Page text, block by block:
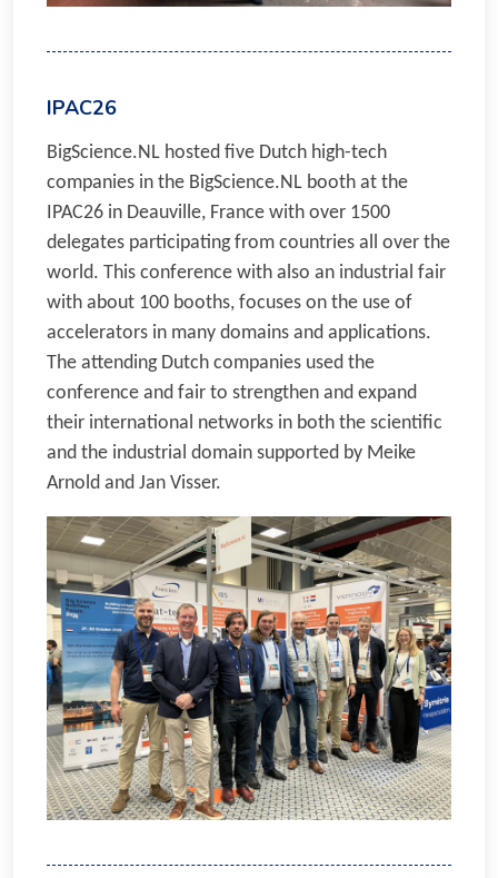
IPAC26
BigScience.NL hosted five Dutch high-tech
companies in the BigScience.NL booth at the
IPAC26 in Deauville, France with over 1500
delegates participating from countries all over the
world. This conference with also an industrial fair
with about 100 booths, focuses on the use of
accelerators in many domains and applications.
The attending Dutch companies used the
conference and fair to strengthen and expand
their international networks in both the scientific
and the industrial domain supported by Meike
Arnold and Jan Visser.